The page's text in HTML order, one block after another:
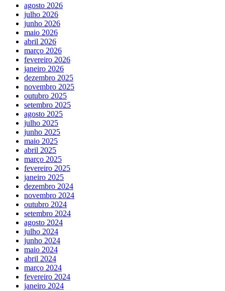
agosto 2026
julho 2026
junho 2026
maio 2026
abril 2026
março 2026
fevereiro 2026
janeiro 2026
dezembro 2025
novembro 2025
outubro 2025
setembro 2025
agosto 2025
julho 2025
junho 2025
maio 2025
abril 2025
março 2025
fevereiro 2025
janeiro 2025
dezembro 2024
novembro 2024
outubro 2024
setembro 2024
agosto 2024
julho 2024
junho 2024
maio 2024
abril 2024
março 2024
fevereiro 2024
janeiro 2024